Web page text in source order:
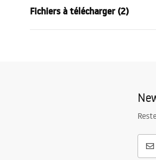
Largeur de l'évier
La profondeur d'évier
Fichiers à télécharger (2)